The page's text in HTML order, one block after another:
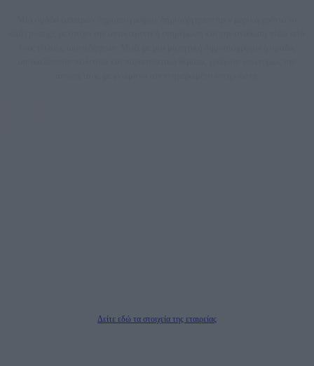
Δείτε εδώ τα στοιχεία της εταιρείας